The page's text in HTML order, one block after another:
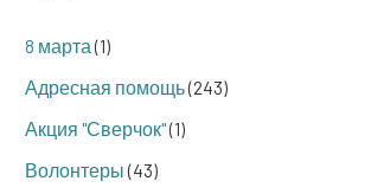
8 марта(1)
Адресная помощь(243)
Акция "Сверчок"(1)
Волонтеры(43)